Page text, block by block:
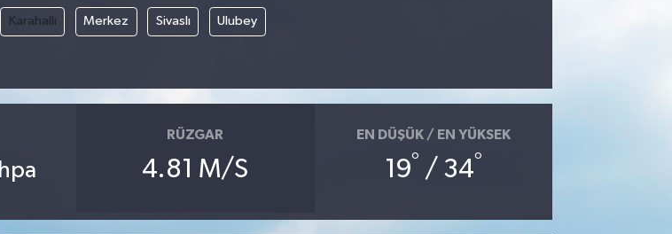
Karahallı Merkez Sivaslı Ulubey
hpa
RÜZGAR
4.81 M/S
EN DÜŞÜK / EN YÜKSEK
19° / 34°